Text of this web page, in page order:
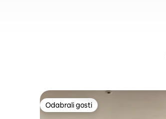
Odabrali gosti
Odabrali gosti